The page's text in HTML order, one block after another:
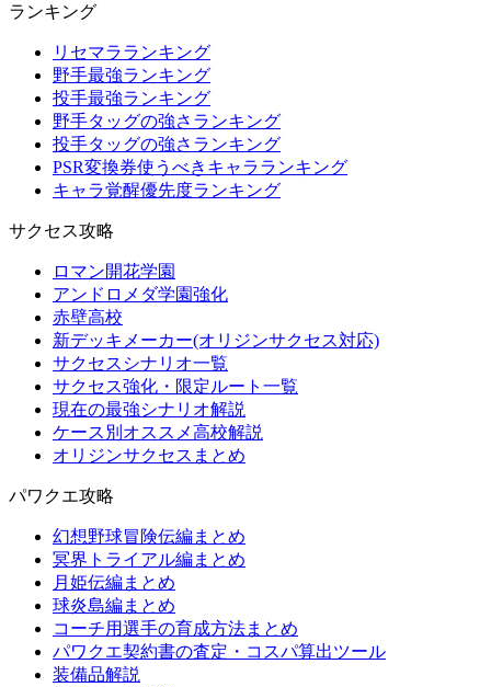
ランキング
リセマラランキング
野手最強ランキング
投手最強ランキング
野手タッグの強さランキング
投手タッグの強さランキング
PSR変換券使うべきキャラランキング
キャラ覚醒優先度ランキング
サクセス攻略
ロマン開花学園
アンドロメダ学園強化
赤壁高校
新デッキメーカー(オリジンサクセス対応)
サクセスシナリオ一覧
サクセス強化・限定ルート一覧
現在の最強シナリオ解説
ケース別オススメ高校解説
オリジンサクセスまとめ
パワクエ攻略
幻想野球冒険伝編まとめ
冥界トライアル編まとめ
月姫伝編まとめ
球炎島編まとめ
コーチ用選手の育成方法まとめ
パワクエ契約書の査定・コスパ算出ツール
装備品解説